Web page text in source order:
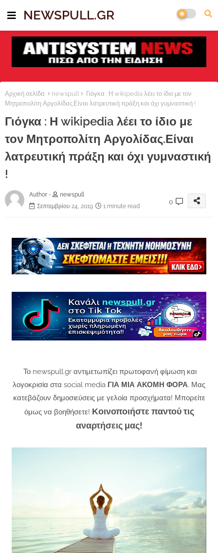
NEWSPULL.GR
Αρχική σελίδα newspull
Γιόγκα : Η wikipedia λέει το ίδιο με τον
Μητροπολίτη Αργολίδας.Είναι λατρευτική πράξη και όχι γυμναστική !
Γιόγκα : Η wikipedia λέει το ίδιο με
τον Μητροπολίτη Αργολίδας.Είναι
λατρευτική πράξη και όχι γυμναστική
!
Author -
newspull
Σεπτεμβρίου 24, 2019
1 minute read
0
Το newspull.gr αντιμετωπίζει πρωτοφανή φίμωση και
λογοκρισία στα social media ΓΙΑ ΜΙΑ ΑΚΟΜΗ ΦΟΡΑ. Μας
κατεβάζουν δημοσιεύσεις με γελοία προσχήματα! Μπορείτε
όμως να βοηθήσετε! Κοινοποιήστε παντού τις
αναρτήσεις μας!